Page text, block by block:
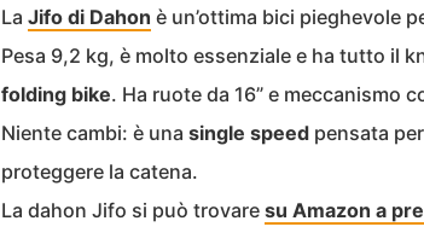
La Jifo di Dahon è un’ottima bici pieghevole
Pesa 9,2 kg, è molto essenziale e ha tutto il
folding bike. Ha ruote da 16” e meccanismo
Niente cambi: è una single speed pensata
proteggere la catena.
La dahon Jifo si può trovare su Amazon a